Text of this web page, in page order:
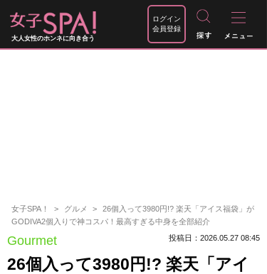
大人女性のホンネに向き合う
ログイン
会員登録
女子SPA！ グルメ
26個入って3980円!? 楽天「アイス福袋」が
GODIVA2個入りで神コスパ！最高すぎる中身を全部紹介
Gourmet 投稿日：2026.05.27 08:45
26個入って3980円!? 楽天「アイ